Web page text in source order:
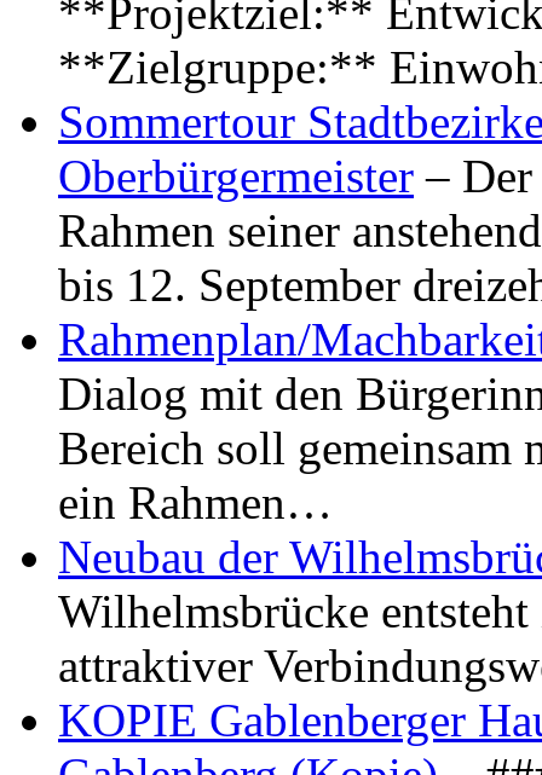
**Projektziel:**
**Zielgruppe:**
Sommertour
Oberbürgermeister –
Rahmen seiner
bis 12. September
Rahmenplan/
Dialog mit den
Bereich soll gemeinsam
ein Rahmen…
Neubau der
Wilhelmsbrücke
attraktiver
KOPIE Gablenberger